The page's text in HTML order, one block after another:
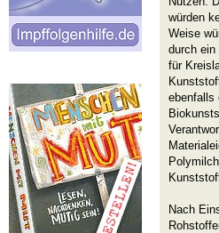
würden
Weise
durch ein
für
ebenfalls
Nach